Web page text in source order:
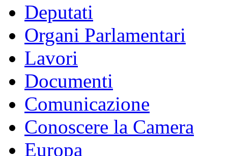
Deputati
Organi Parlamentari
Lavori
Documenti
Comunicazione
Conoscere la Camera
Europa